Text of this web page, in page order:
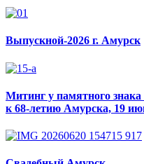
Выпускной-2026 г. Амурск
Митинг у памятного
к 68-летию Амурска, 19